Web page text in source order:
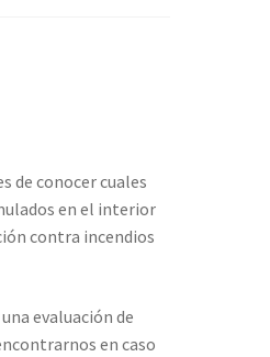
de conocer cuales
en el interior
contra incendios
evaluación de
en caso